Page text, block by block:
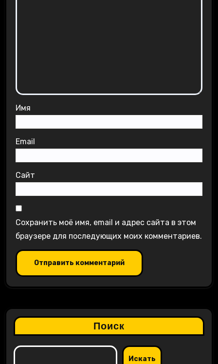
Имя
Email
Сайт
Сохранить моё имя, email и адрес сайта в этом
браузере для последующих моих комментариев.
Поиск
Искать